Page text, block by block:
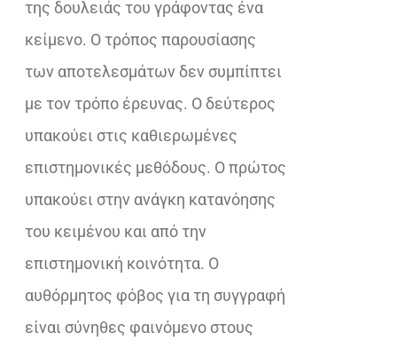
της δουλειάς του γράφοντας ένα
κείμενο. Ο τρόπος παρουσίασης
των αποτελεσµάτων δεν συµπίπτει
µε τον τρόπο έρευνας. Ο δεύτερος
υπακούει στις καθιερωµένες
επιστηµονικές µεθόδους. Ο πρώτος
υπακούει στην ανάγκη κατανόησης
του κειμένου και από την
επιστηµονική κοινότητα. Ο
αυθόρµητος φόβος για τη συγγραφή
είναι σύνηθες φαινόμενο στους